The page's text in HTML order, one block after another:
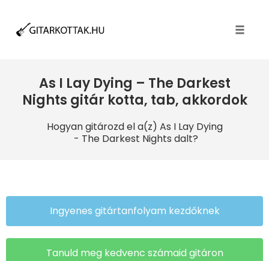
As I Lay Dying – The Darkest
Nights gitár kotta, tab, akkordok
Hogyan gitározd el a(z) As I Lay Dying
- The Darkest Nights dalt?
Ingyenes gitártanfolyam kezdőknek
Tanuld meg kedvenc számaid gitáron